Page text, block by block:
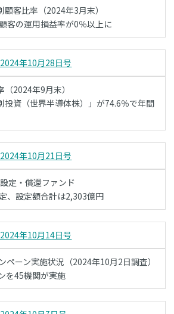
客比率（2024年3月末）
客の運用損益率が0％以上に
年10月28日号
2024年9月末）
投資（世界半導体株）」が74.6％で年間
年10月21日号
定・償還ファンド
、設定額合計は2,303億円
年10月14日号
ペーン実施状況（2024年10月2日調査）
を45機関が実施